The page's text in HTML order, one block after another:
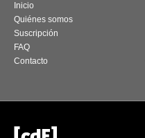
Inicio
Quiénes somos
Suscripción
FAQ
Contacto